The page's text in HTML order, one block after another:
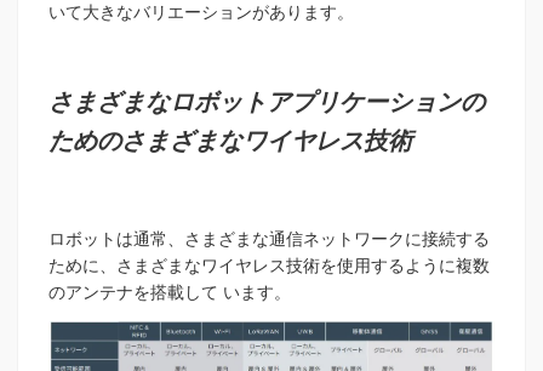
いて大きなバリエーションがあります。
さまざまなロボットアプリケーションの
ためのさまざまなワイヤレス技術
ロボットは通常、さまざまな通信ネットワークに接続する
ために、さまざまなワイヤレス技術を使用するように複数
のアンテナを搭載して います。